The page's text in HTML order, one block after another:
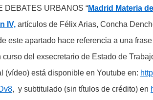
DEBATES URBANOS “Madrid Materia
IV, artículos de Félix Arias, Concha
este apartado hace referencia a una
curso del exsecretario de Estado de
(vídeo) está disponible en Youtube en:
, y subtitulado (sin títulos de crédito) en